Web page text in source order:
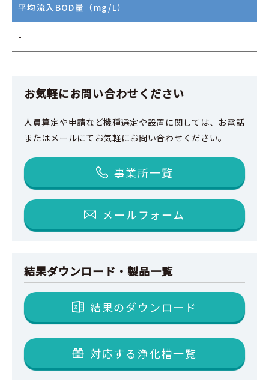
平均流入BOD量（mg/L）
-
お気軽にお問い合わせください
人員算定や申請など機種選定や設置に関しては、 お電話
またはメールにてお気軽にお問い合わせください。
事業所一覧
メールフォーム
結果ダウンロード・製品一覧
結果のダウンロード
対応する浄化槽一覧